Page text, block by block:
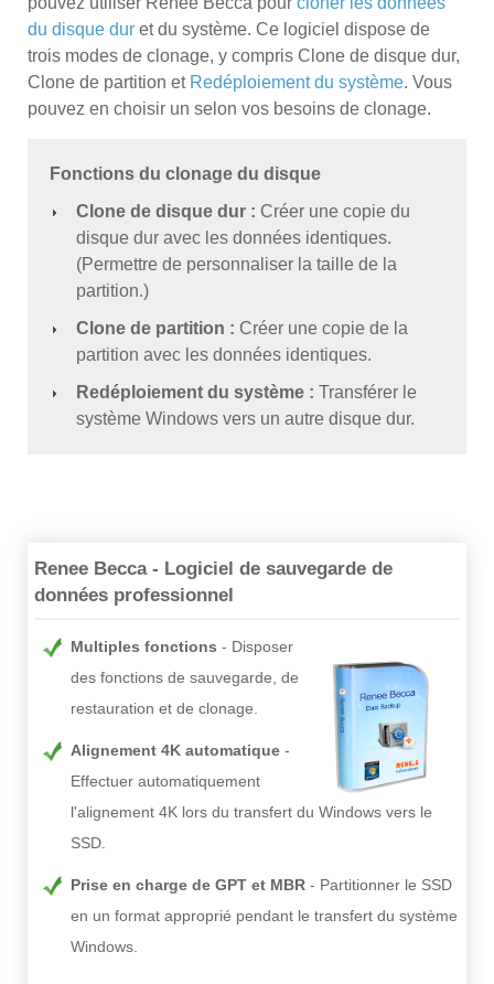
du disque dur et du système. Ce logiciel dispose de
trois modes de clonage, y compris Clone de disque dur,
Clone de partition et Redéploiement du système. Vous
pouvez en choisir un selon vos besoins de clonage.
Fonctions du clonage du disque
Clone de disque dur : Créer une copie du
disque dur avec les données identiques.
(Permettre de personnaliser la taille de la
partition.)
Clone de partition : Créer une copie de la
partition avec les données identiques.
Redéploiement du système : Transférer le
système Windows vers un autre disque dur.
Renee Becca - Logiciel de sauvegarde de
données professionnel
Multiples fonctions
Disposer
des fonctions de sauvegarde, de
restauration et de clonage.
Alignement 4K automatique
Effectuer automatiquement
l'alignement 4K lors du transfert du Windows vers le
SSD.
Prise en charge de GPT et MBR
Partitionner le SSD
en un format approprié pendant le transfert du système
Windows.